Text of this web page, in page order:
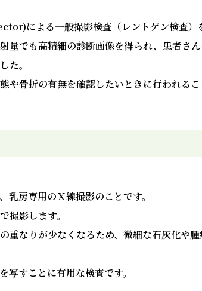
による一般撮影検査（レントゲン検査）
量でも高精細の診断画像を得られ、患者さ
た。
や骨折の有無を確認したいときに行われるこ
乳房専用のＸ線撮影のことです。
撮影します。
重なりが少なくなるため、微細な石灰化や
写すことに有用な検査です。